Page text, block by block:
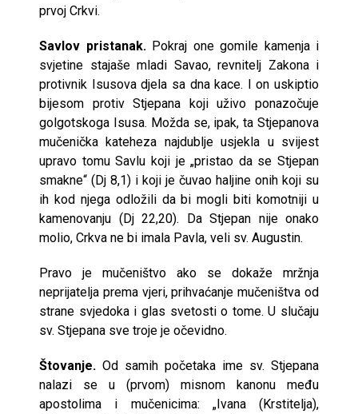
prvoj Crkvi.
Savlov pristanak. Pokraj one gomile kamenja i
svjetine stajaše mladi Savao, revnitelj Zakona i
protivnik Isusova djela sa dna kace. I on uskiptio
bijesom protiv Stjepana koji uživo ponazočuje
golgotskoga Isusa. Možda se, ipak, ta Stjepanova
mučenička kateheza najdublje usjekla u svijest
upravo tomu Savlu koji je „pristao da se Stjepan
smakne“ (Dj 8,1) i koji je čuvao haljine onih koji su
ih kod njega odložili da bi mogli biti komotniji u
kamenovanju (Dj 22,20). Da Stjepan nije onako
molio, Crkva ne bi imala Pavla, veli sv. Augustin.
Pravo je mučeništvo ako se dokaže mržnja
neprijatelja prema vjeri, prihvaćanje mučeništva od
strane svjedoka i glas svetosti o tome. U slučaju
sv. Stjepana sve troje je očevidno.
Štovanje. Od samih početaka ime sv. Stjepana
nalazi se u (prvom) misnom kanonu među
apostolima i mučenicima: „Ivana (Krstitelja),